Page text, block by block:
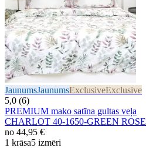
JaunumsJaunumsExclusiveExclusive
5,0 (6)
PREMIUM mako satīna gultas veļa
CHARLOT 40-1650-GREEN ROSE
no 44,95 €
1 krāsa5 izmēri